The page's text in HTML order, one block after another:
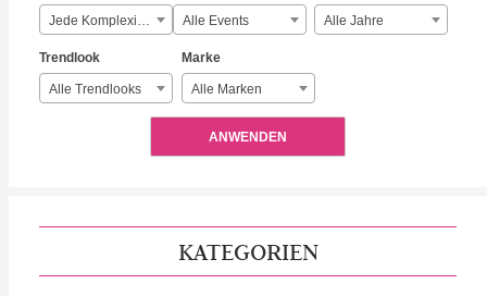
Jede Komplexität Alle Events Alle Jahre
Trendlook
Alle Trendlooks
Marke
Alle Marken
ANWENDEN
KATEGORIEN